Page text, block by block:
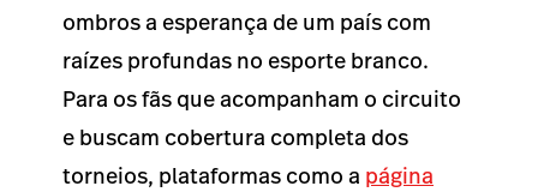
ombros a esperança de um país com
raízes profundas no esporte branco.
Para os fãs que acompanham o circuito
e buscam cobertura completa dos
torneios, plataformas como a página